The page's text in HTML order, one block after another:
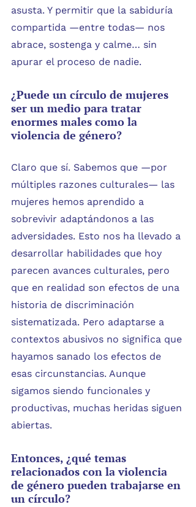
asusta. Y permitir que la sabiduría
compartida —entre todas— nos
abrace, sostenga y calme… sin
apurar el proceso de nadie.
¿Puede un círculo de mujeres
ser un medio para tratar
enormes males como la
violencia de género?
Claro que sí. Sabemos que —por
múltiples razones culturales— las
mujeres hemos aprendido a
sobrevivir adaptándonos a las
adversidades. Esto nos ha llevado a
desarrollar habilidades que hoy
parecen avances culturales, pero
que en realidad son efectos de una
historia de discriminación
sistematizada. Pero adaptarse a
contextos abusivos no significa que
hayamos sanado los efectos de
esas circunstancias. Aunque
sigamos siendo funcionales y
productivas, muchas heridas siguen
abiertas.
Entonces, ¿qué temas
relacionados con la violencia
de género pueden trabajarse en
un círculo?